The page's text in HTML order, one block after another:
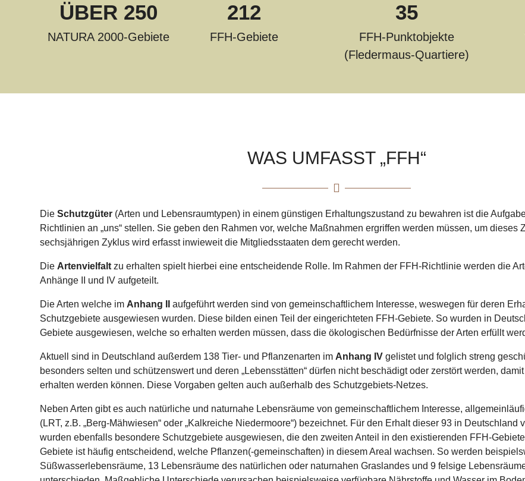
ÜBER 250
NATURA 2000-Gebiete
212
FFH-Gebiete
35
FFH-Punktobjekte
(Fledermaus-Quartiere)
WAS UMFASST „FFH“
Die Schutzgüter (Arten und Lebensraumtypen) in einem günstigen Erhaltungszustand zu bewahren ist die
Richtlinien an „uns“ stellen. Sie geben den Rahmen vor, welche Maßnahmen ergriffen werden müssen, um dieses
sechsjährigen Zyklus wird erfasst inwieweit die Mitgliedsstaaten dem gerecht werden.
Die Artenvielfalt zu erhalten spielt hierbei eine entscheidende Rolle. Im Rahmen der FFH-Richtlinie werden die
Anhänge II und IV aufgeteilt.
Die Arten welche im Anhang II
aufgeführt werden sind von gemeinschaftlichem Interesse, weswegen für deren
Schutzgebiete ausgewiesen wurden. Diese bilden einen Teil der eingerichteten FFH-Gebiete. So wurden in
Gebiete ausgewiesen, welche so erhalten werden müssen, dass die ökologischen Bedürfnisse der Arten erfüllt
Aktuell sind in Deutschland außerdem 138 Tier- und Pflanzenarten im Anhang IV gelistet und folglich streng
besonders selten und schützenswert und deren „Lebensstätten“ dürfen nicht beschädigt oder zerstört werden,
erhalten werden können. Diese Vorgaben gelten auch außerhalb des Schutzgebiets-Netzes.
Neben Arten gibt es auch natürliche und naturnahe Lebensräume von gemeinschaftlichem Interesse,
(LRT, z.B. „Berg-Mähwiesen“ oder „Kalkreiche Niedermoore“) bezeichnet. Für den Erhalt dieser 93 in Deutschland
wurden ebenfalls besondere Schutzgebiete ausgewiesen, die den zweiten Anteil in den existierenden FFH-
Gebiete ist häufig entscheidend, welche Pflanzen(-gemeinschaften) in diesem Areal wachsen. So werden
Süßwasserlebensräume, 13 Lebensräume des natürlichen oder naturnahen Graslandes und 9 felsige